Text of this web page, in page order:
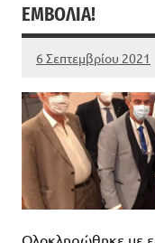
ΕΜΒΌΛΙΑ!
6 Σεπτεμβρίου 2021